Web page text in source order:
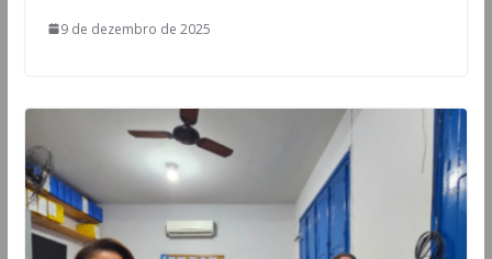
9 de dezembro de 2025